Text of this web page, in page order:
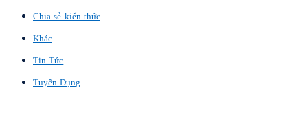
Chia sẻ kiến thức
Khác
Tin Tức
Tuyển Dụng